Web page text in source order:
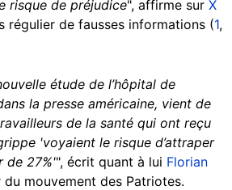
risque de préjudice", affirme sur X
régulier de fausses informations (1,
étude de l’hôpital de
la presse américaine, vient de
de la santé qui ont reçu
'voyaient le risque d’attraper
de 27%'", écrit quant à lui Florian
du mouvement des Patriotes.